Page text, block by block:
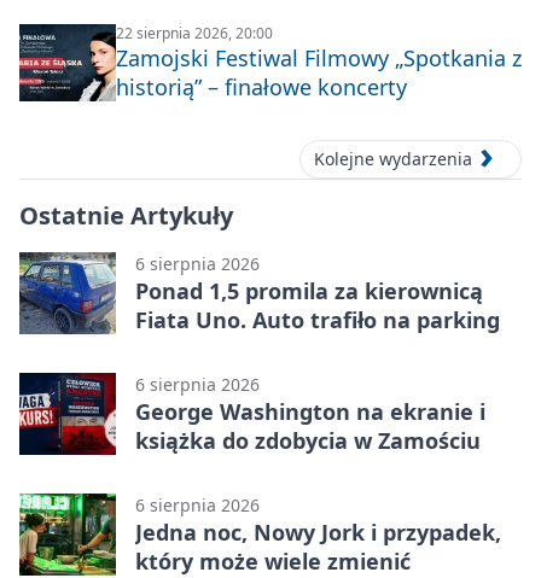
22 sierpnia 2026, 20:00
Zamojski Festiwal Filmowy „Spotkania z
historią” – finałowe koncerty
Kolejne wydarzenia
Ostatnie Artykuły
6 sierpnia 2026
Ponad 1,5 promila za kierownicą
Fiata Uno. Auto trafiło na parking
6 sierpnia 2026
George Washington na ekranie i
książka do zdobycia w Zamościu
6 sierpnia 2026
Jedna noc, Nowy Jork i przypadek,
który może wiele zmienić